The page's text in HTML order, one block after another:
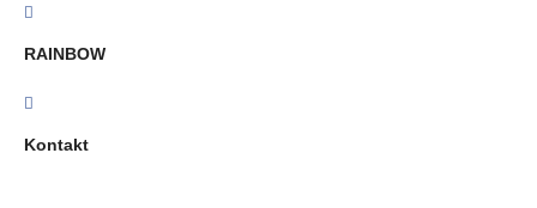
RAINBOW
Kontakt